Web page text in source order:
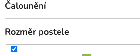
Čalounění
Rozměr postele